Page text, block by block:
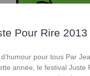
Pour Rire 2013
pour tous Par
année, le festival Juste